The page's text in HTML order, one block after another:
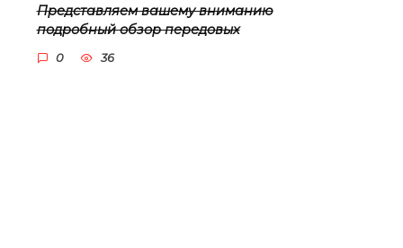
Представляем вашему вниманию
подробный обзор передовых
0 36